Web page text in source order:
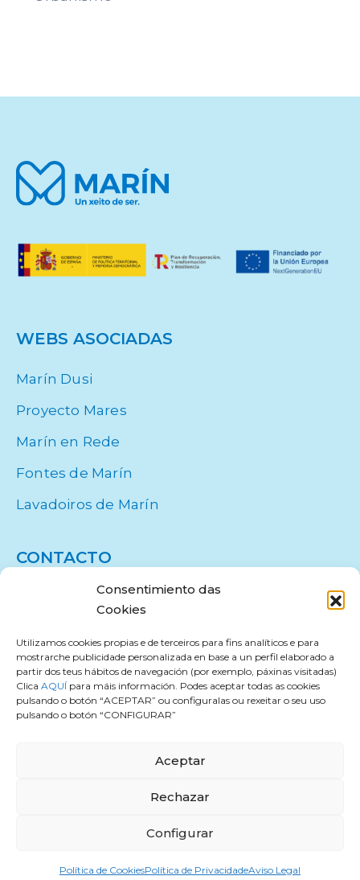
Consentimiento das
Cookies
Utilizamos cookies propias e de terceiros para fins analíticos e para
mostrarche publicidade personalizada en base a un perfil elaborado a
partir dos teus hábitos de navegación (por exemplo, páxinas visitadas)
Clica AQUÍ para máis información. Podes aceptar todas as cookies
pulsando o botón “ACEPTAR” ou configuralas ou rexeitar o seu uso
pulsando o botón “CONFIGURAR”
Aceptar
Rechazar
Configurar
Política de CookiesPolítica de PrivacidadeAviso Legal
WEBS ASOCIADAS
Marín Dusi
Proyecto Mares
Marín en Rede
Fontes de Marín
Lavadoiros de Marín
CONTACTO
Avda. Ourense s/n
986 88 03 00
alcaldia@concellodemarin.es
Política de Privacidade
Protección de datos Política de Cookies